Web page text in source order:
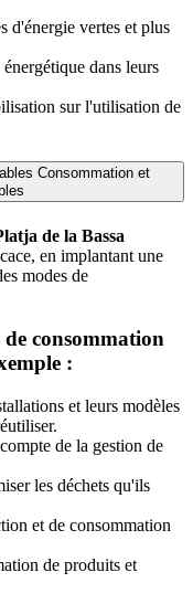
d'énergie vertes et plus
dans leurs
sur l'utilisation de
Consommation et
de la Bassa
en implantant une
modes de
consommation
:
et leurs modèles
de la gestion de
les déchets qu'ils
et de consommation
de produits et